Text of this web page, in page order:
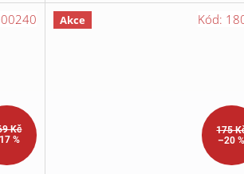
Kč
%
Akce
175
–20 %
Kód: